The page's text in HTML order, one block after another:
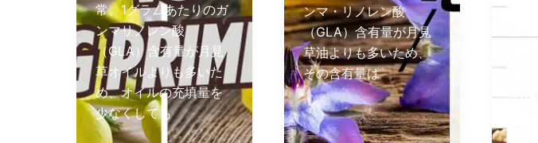
常、1グラムあたりのガ
ンマリノレン酸
（GLA）含有量が月見
草オイルよりも多いた
め、オイルの充填量を
少なくしても
ンマ・リノレン酸
（GLA）含有量が月見
草油よりも多いため、
その含有量は
骨
ゲ
酸
成
謳